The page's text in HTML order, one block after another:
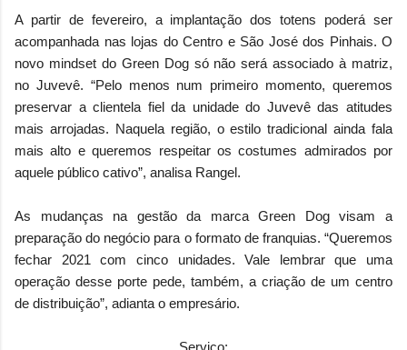
A partir de fevereiro, a implantação dos totens poderá ser
acompanhada nas lojas do Centro e São José dos Pinhais. O
novo mindset do Green Dog só não será associado à matriz,
no Juvevê. “Pelo menos num primeiro momento, queremos
preservar a clientela fiel da unidade do Juvevê das atitudes
mais arrojadas. Naquela região, o estilo tradicional ainda fala
mais alto e queremos respeitar os costumes admirados por
aquele público cativo”, analisa Rangel.
As mudanças na gestão da marca Green Dog visam a
preparação do negócio para o formato de franquias. “Queremos
fechar 2021 com cinco unidades. Vale lembrar que uma
operação desse porte pede, também, a criação de um centro
de distribuição”, adianta o empresário.
Serviço: